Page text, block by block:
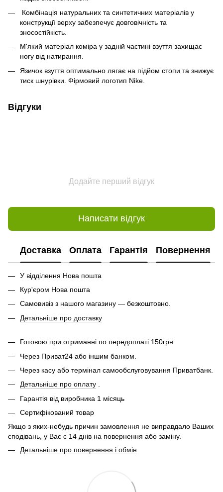
Комбінація натуральних та синтетичних матеріалів у
конструкції верху забезпечує довговічність та
зносостійкість.
М'який матеріал коміра у задній частині взуття захищає
ногу від натирання.
Язичок взуття оптимально лягає на підйом стопи та знижує
тиск шнурівки. Фірмовий логотип Nike.
Відгуки
Додайте перший відгук
Написати відгук
Доставка Оплата Гарантія Повернення
У відділення Нова пошта
Кур'єром Нова пошта
Самовивіз з нашого магазину — безкоштовно.
Детальніше про доставку
Готовою при отриманні по передоплаті 150грн.
Через Приват24 або іншим банком.
Через касу або термінал самообслуговування Приватбанк.
Детальніше про оплату .
Гарантія від виробника 1 місяць
Сертифікований товар
Якщо з яких-небудь причин замовлення не виправдало Ваших
сподівань, у Вас є 14 днів на повернення або заміну.
Детальніше про повернення і обмін